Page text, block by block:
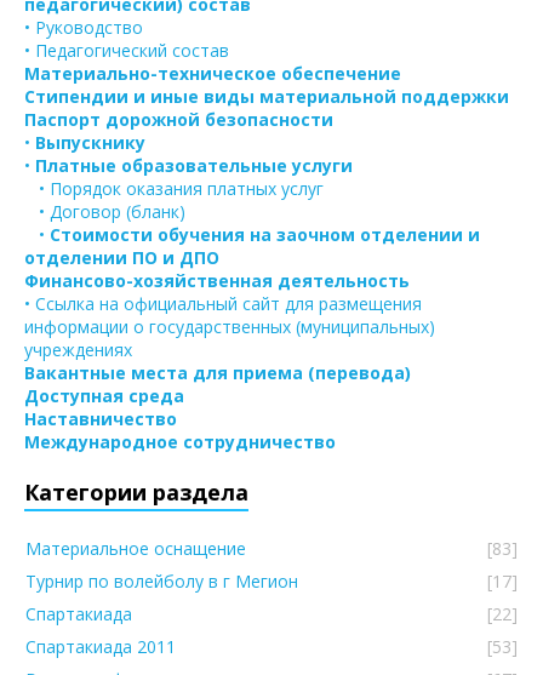
• Руководство
• Педагогический состав
Материально-техническое обеспечение
Стипендии и иные виды материальной поддержки
Паспорт дорожной безопасности
• Выпускнику
• Платные образовательные услуги
• Порядок оказания платных услуг
• Договор (бланк)
• Стоимости обучения на заочном отделении и
отделении ПО и ДПО
Финансово-хозяйственная деятельность
• Ссылка на официальный сайт для размещения
информации о государственных (муниципальных)
учреждениях
Вакантные места для приема (перевода)
Доступная среда
Наставничество
Международное сотрудничество
Категории раздела
Материальное оснащение
[83]
Турнир по волейболу в г Мегион
[17]
Спартакиада
[22]
Спартакиада 2011
[53]